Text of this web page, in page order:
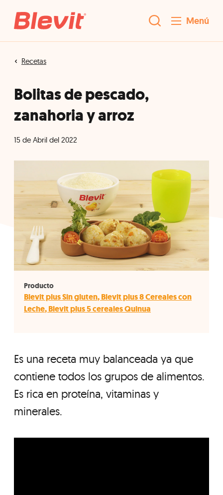
Menú
Recetas
Bolitas de pescado,
zanahoria y arroz
15 de Abril del 2022
Producto
Blevit plus Sin gluten,Blevit plus 8 Cereales con
Leche,Blevit plus 5 cereales Quinua
Es una receta muy balanceada ya que
contiene todos los grupos de alimentos.
Es rica en proteína, vitaminas y
minerales.